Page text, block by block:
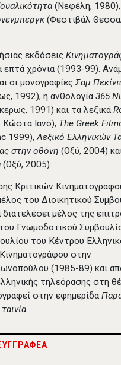
(Νεφέλη,
(Φεστιβάλ
εκδόσεις
επτά χρόνια (1993-99).
οι μονογραφίεςΣαμ
1992), η ανθολογία365
1991) και τα λεξικά
Κώστα Ιανό), The Greek
1999),Λεξικό Ελληνικών
στην οθόνη (Οξύ, 2004)
(Οξύ, 2005).
Κριτικών
του Διοικητικού
διατελέσει μέλος της
Γνωμοδοτικού
του Κέντρου
στην
(1985-89) και
τηλεόρασης στη
στην εφημερίδα
.